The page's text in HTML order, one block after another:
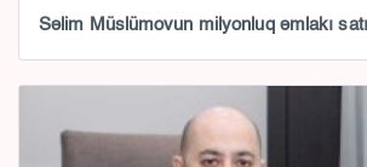
Səlim Müslümovun milyonluq əmlakı